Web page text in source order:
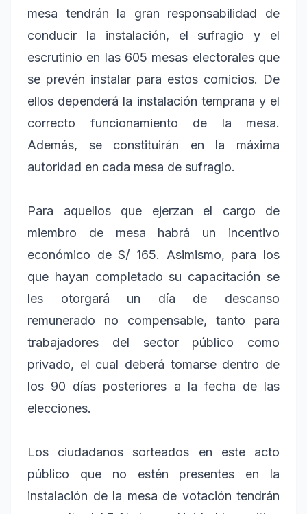
mesa tendrán la gran responsabilidad de
conducir la instalación, el sufragio y el
escrutinio en las 605 mesas electorales que
se prevén instalar para estos comicios. De
ellos dependerá la instalación temprana y el
correcto funcionamiento de la mesa.
Además, se constituirán en la máxima
autoridad en cada mesa de sufragio.
Para aquellos que ejerzan el cargo de
miembro de mesa habrá un incentivo
económico de S/ 165. Asimismo, para los
que hayan completado su capacitación se
les otorgará un día de descanso
remunerado no compensable, tanto para
trabajadores del sector público como
privado, el cual deberá tomarse dentro de
los 90 días posteriores a la fecha de las
elecciones.
Los ciudadanos sorteados en este acto
público que no estén presentes en la
instalación de la mesa de votación tendrán